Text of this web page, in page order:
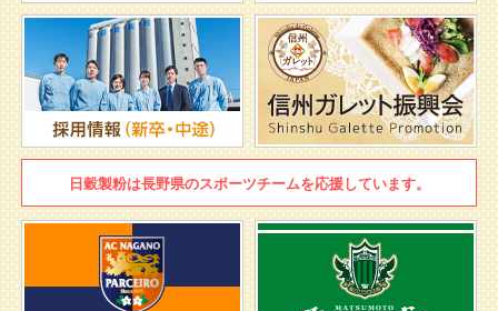
日穀製粉は長野県のスポーツチームを応援しています。